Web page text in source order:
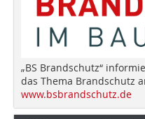
„BS Brandschutz“
das Thema Brandschutz
www.bsbrandschutz.de